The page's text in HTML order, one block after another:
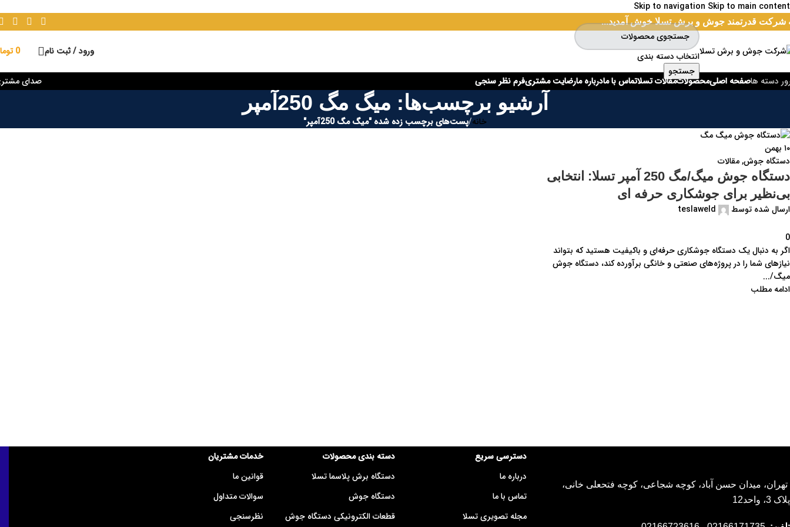
Skip to navigation Skip to main content
شرکت قدرتمند جوش و برش تسلا خوش آمدید...
انتخاب دسته بندی
جستجو
ورود / ثبت نام 0
دسته هاصفحه اصلیمحصولاتمقالات تسلاتماس با مادرباره مارضایت مشتریفرم نظر سنجی صدای
آرشیو برچسب‌ها: میگ مگ 250آمپر
خانه/پست‌های برچسب زده شده "میگ مگ 250آمپر"
۱۰ بهمن
دستگاه جوش,مقالات
دستگاه جوش میگ/مگ 250 آمپر تسلا: انتخابی
بی‌نظیر برای جوشکاری حرفه ای
ارسال شده توسط teslaweld
0
اگر به دنبال یک دستگاه جوشکاری حرفه‌ای و باکیفیت هستید که بتواند
نیازهای شما را در پروژه‌های صنعتی و خانگی برآورده کند، دستگاه جوش
میگ/...
ادامه مطلب
تهران، میدان حسن آباد، کوچه شجاعی، کوچه فتحعلی خانی،
پلاک 3، واحد12
دسترسی سریع
درباره ما
تماس با ما
مجله تصویری تسلا
دسته بندی محصولات
دستگاه برش پلاسما تسلا
دستگاه جوش
قطعات الکترونیکی دستگاه جوش
خدمات مشتریان
قوانین ما
سوالات متداول
نظرسنجی